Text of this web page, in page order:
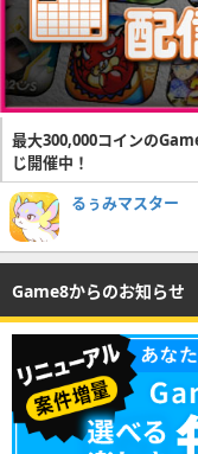
最大300,000コインの
じ開催中！
るぅみマスター
Game8からのお知らせ